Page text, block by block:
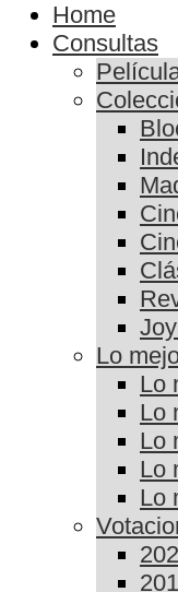
Home
Consultas
Lo
Lo
Lo
Lo
Lo
Lo